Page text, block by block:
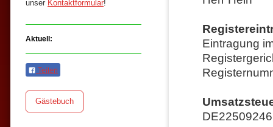
unser Kontaktformular!
Aktuell:
Teilen
Gästebuch
Eintragung